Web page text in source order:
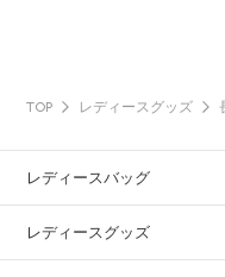
TOP レディースグッズ
レディースバッグ
レディースグッズ